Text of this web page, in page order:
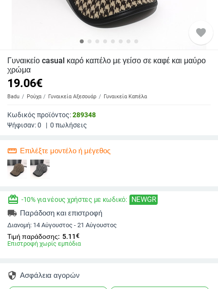
favorite
Γυναικείο casual καρό καπέλο με γείσο σε καφέ και μαύρο
χρώμα
19.06€
Badu Ρούχα Γυναικεία Αξεσουάρ Γυναικεία Καπέλα
Κωδικός προϊόντος:289348
Ψήφισαν:0 | 0 πωλήσεις
straighten Επιλέξτε μοντέλο ή μέγεθος
redeem -10% για νέους χρήστες με κωδικό: NEWGR
local_shipping Παράδοση και επιστροφή
Διανομή: 14 Αύγουστος - 21 Αύγουστος
Τιμή παράδοσης: 5.11€
Επιστροφή χωρίς εμπόδια
security Ασφάλεια αγορών